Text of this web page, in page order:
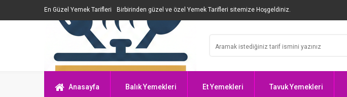
En Güzel Yemek Tarifleri Birbirinden güzel ve özel Yemek Tarifleri sitemize Hoşgeldiniz.
Anasayfa Balık Yemekleri Et Yemekleri Tavuk Yemekleri